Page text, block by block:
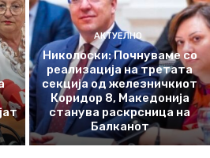
АКТУЕЛНО
Николоски: Почнуваме со
реализација на третата
секција од железничкиот
Коридор 8, Македонија
станува раскрсница на
Балканот